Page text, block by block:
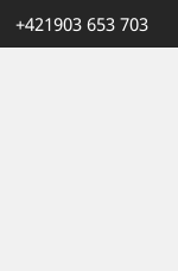
+421903 653 703